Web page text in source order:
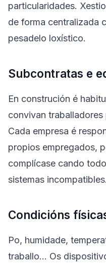
particularidades.
de forma centralizada
pesadelo loxístico.
Subcontratas e
En construción é
convivan
Cada empresa é
propios empregados,
complícase cando
sistemas incompatibles.
Condicións
Po, humidade,
traballo… Os